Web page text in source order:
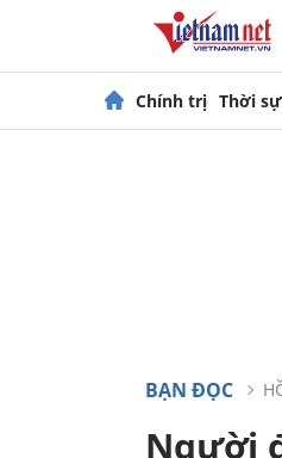
Chính trị Thời sự
BẠN ĐỌC
Người